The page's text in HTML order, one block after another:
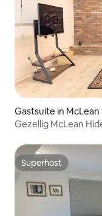
Gastsuite in McLean
Gezellig McLean
Superhost
Superhost